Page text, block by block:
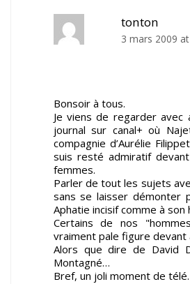
tonton
3 mars 2009
Bonsoir à tous.
Je viens de regarder avec
journal sur canal+ où
compagnie d’Aurélie
suis resté admiratif
femmes.
Parler de tout les sujets
sans se laisser démonter
Aphatie incisif comme à son
Certains de nos
vraiment pale figure devant
Alors que dire de David
Montagné…
Bref, un joli moment de télé.